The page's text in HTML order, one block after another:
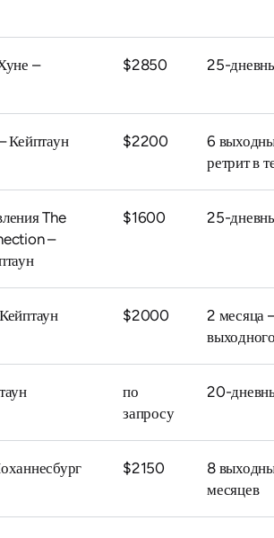
–
$2850 25-
Кейптаун $2200
6
ретрит в
The
–
$1600 25-
$2000
2 месяца
по
запросу
20-
$2150
8
месяцев